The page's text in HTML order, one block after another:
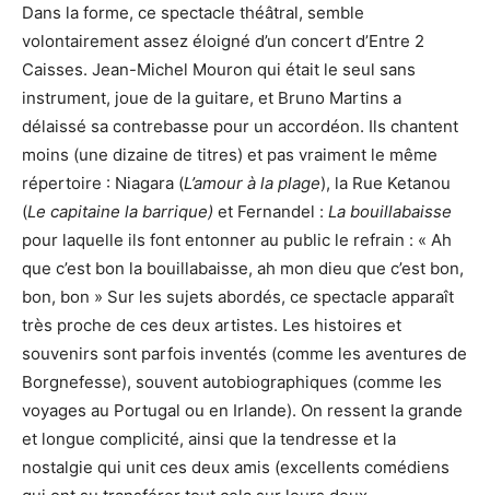
Dans la forme, ce spectacle théâtral, semble
volontairement assez éloigné d’un concert d’Entre 2
Caisses. Jean-Michel Mouron qui était le seul sans
instrument, joue de la guitare, et Bruno Martins a
délaissé sa contrebasse pour un accordéon. Ils chantent
moins (une dizaine de titres) et pas vraiment le même
répertoire : Niagara (L’amour à la plage), la Rue Ketanou
(Le capitaine la barrique) et Fernandel : La bouillabaisse
pour laquelle ils font entonner au public le refrain : « Ah
que c’est bon la bouillabaisse, ah mon dieu que c’est bon,
bon, bon » Sur les sujets abordés, ce spectacle apparaît
très proche de ces deux artistes. Les histoires et
souvenirs sont parfois inventés (comme les aventures de
Borgnefesse), souvent autobiographiques (comme les
voyages au Portugal ou en Irlande). On ressent la grande
et longue complicité, ainsi que la tendresse et la
nostalgie qui unit ces deux amis (excellents comédiens